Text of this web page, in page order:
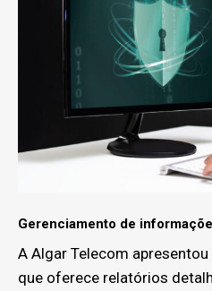
Gerenciamento de
A Algar Telecom
que oferece relatórios